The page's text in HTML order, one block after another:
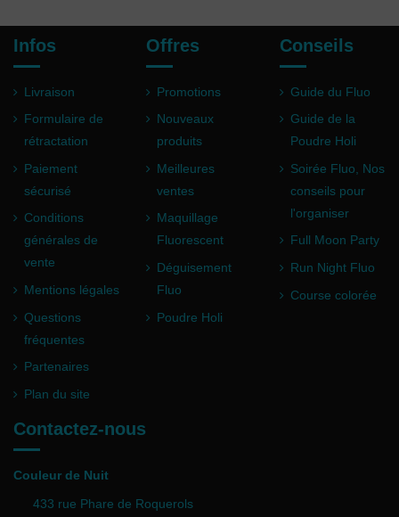
Infos
Livraison
Formulaire de
rétractation
Paiement
sécurisé
Conditions
générales de
vente
Mentions légales
Questions
fréquentes
Partenaires
Plan du site
Offres
Promotions
Nouveaux
produits
Meilleures
ventes
Maquillage
Fluorescent
Déguisement
Fluo
Poudre Holi
Conseils
Guide du Fluo
Guide de la
Poudre Holi
Soirée Fluo, Nos
conseils pour
l'organiser
Full Moon Party
Run Night Fluo
Course colorée
Contactez-nous
Couleur de Nuit
433 rue Phare de Roquerols